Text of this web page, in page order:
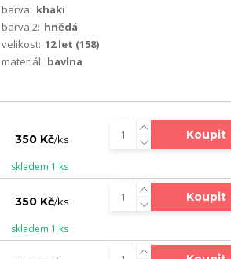
barva: khaki
barva 2: hnědá
velikost: 12 let (158)
materiál: bavlna
350 Kč/ks
skladem 1 ks
Koupit
350 Kč/ks
skladem 1 ks
Koupit